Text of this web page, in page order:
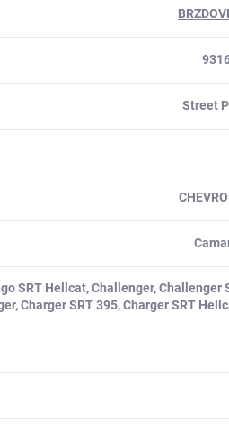
Street
SRT Hellcat, Challenger, Challenger
Charger SRT 395, Charger SRT